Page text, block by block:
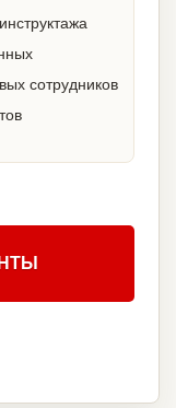
сотрудников